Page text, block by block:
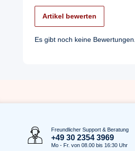
Artikel bewerten
Es gibt noch keine Bewertungen.
Freundlicher Support & Beratung
+49 30 2354 3969
Mo - Fr. von 08.00 bis 16:30 Uhr